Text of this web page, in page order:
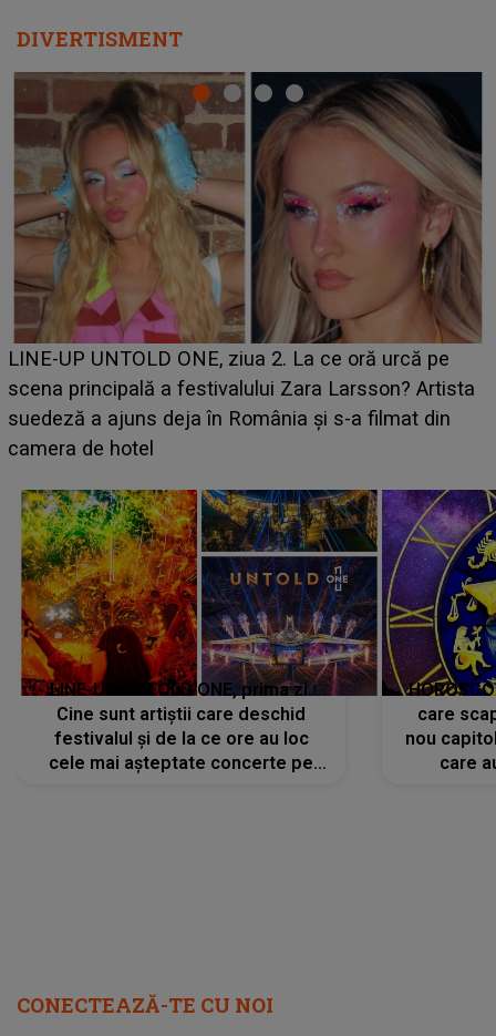
DIVERTISMENT
Ce a dezvăluit noua concurentă din "Casa Iubirii" l-a
luat prin surprindere pe Emanuel. CINE ESTE
BĂIATUL VIZAT de Alexandra?! Aflându-se în fața
faptului împlinit, A RECUNOSCUT IMEDIAT: "Am
LINE-UP UNTOLD ONE, prima zi.
Cine sunt artiștii care deschid
festivalul și de la ce ore au loc
cele mai așteptate concerte pe
care
nou
care
CONECTEAZĂ-TE CU NOI